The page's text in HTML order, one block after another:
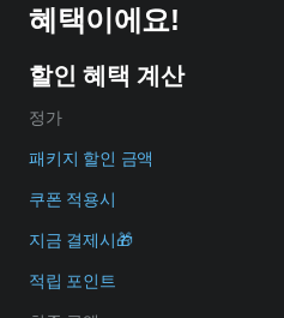
혜택이에요!
할인 혜택 계산
정가
패키지 할인 금액
쿠폰 적용시
지금 결제시🎁
적립 포인트